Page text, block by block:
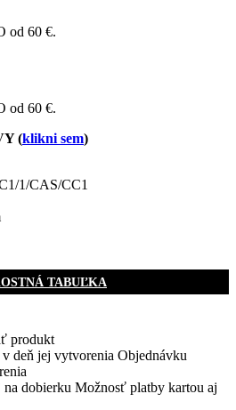
od 60 €.
od 60 €.
(klikni sem)
1/CAS/CC1
TABUĽKA
produkt
Objednávku
Možnosť platby kartou aj